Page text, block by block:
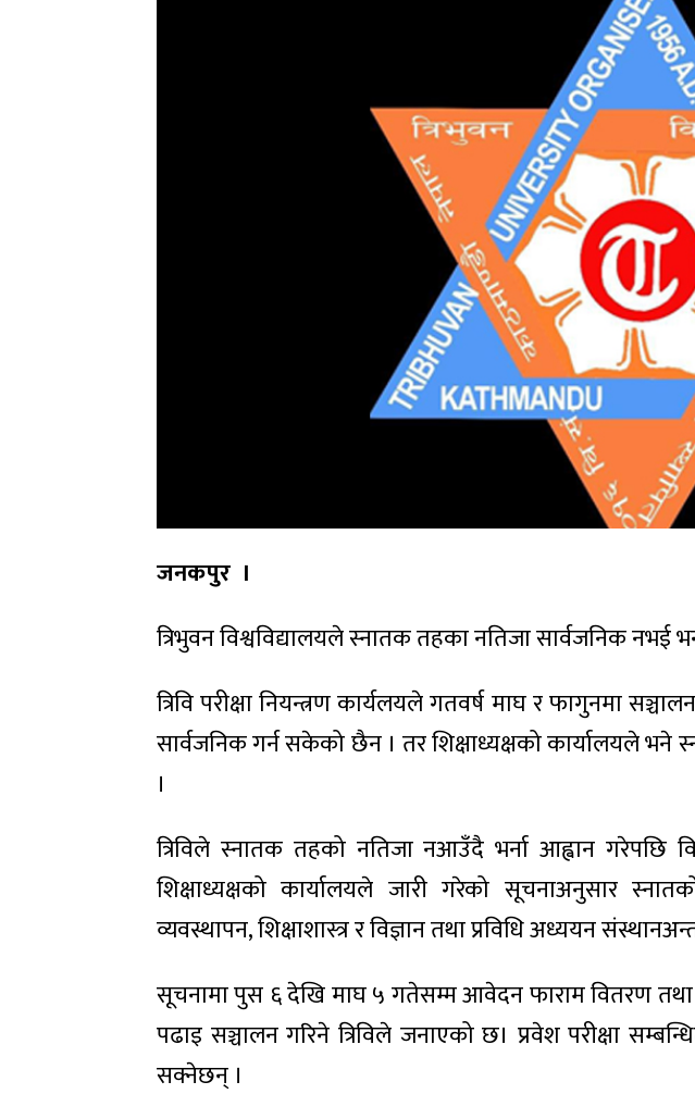
जनकपुर ।
त्रिभुवन विश्वविद्यालयले स्नातक तहका नतिजा सार्वजनिक नभई
त्रिवि परीक्षा नियन्त्रण कार्यलयले गतवर्ष माघ र फागुनमा
सार्वजनिक गर्न सकेको छैन । तर शिक्षाध्यक्षको कार्यालयले भने
।
त्रिविले स्नातक तहको नतिजा नआउँदै भर्ना आह्वान गरेपछि
शिक्षाध्यक्षको कार्यालयले जारी गरेको सूचनाअनुसार
व्यवस्थापन, शिक्षाशास्त्र र विज्ञान तथा प्रविधि अध्ययन
सूचनामा पुस ६ देखि माघ ५ गतेसम्म आवेदन फाराम वितरण
पढाइ सञ्चालन गरिने त्रिविले जनाएको छ। प्रवेश परीक्षा
सक्नेछन् ।